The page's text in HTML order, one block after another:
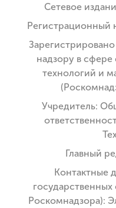
Сетевое
надзору в
технологий и
Учредитель:
Главный
Контактные
государственных
Роскомнадзора):